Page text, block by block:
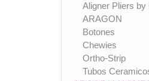
Aligner Pliers by
ARAGON
Botones
Chewies
Ortho-Strip
Tubos